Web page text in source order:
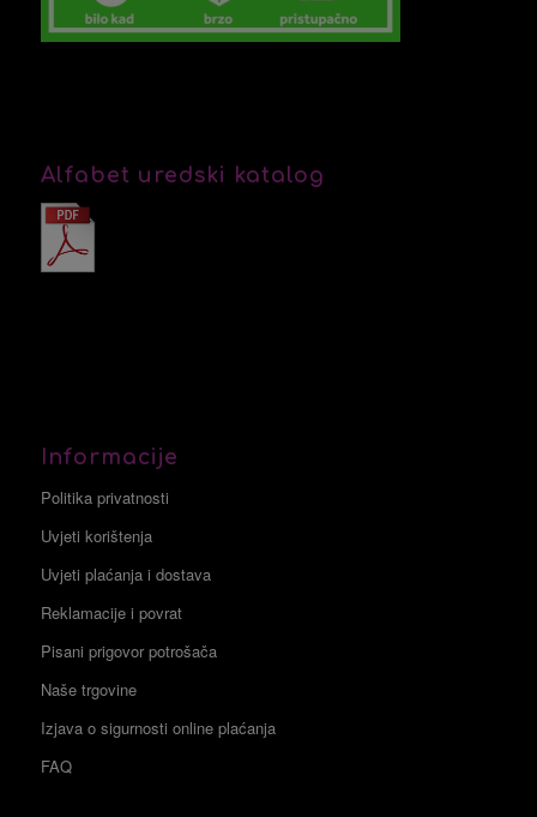
Alfabet uredski katalog
Informacije
Politika privatnosti
Uvjeti korištenja
Uvjeti plaćanja i dostava
Reklamacije i povrat
Pisani prigovor potrošača
Naše trgovine
Izjava o sigurnosti online plaćanja
FAQ